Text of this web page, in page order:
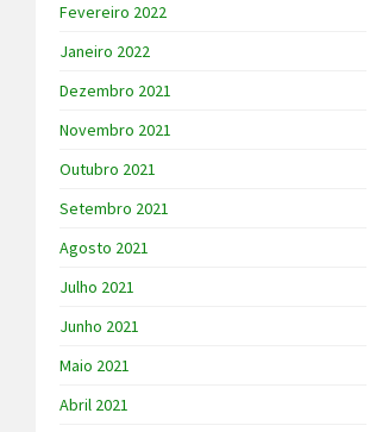
Fevereiro 2022
Janeiro 2022
Dezembro 2021
Novembro 2021
Outubro 2021
Setembro 2021
Agosto 2021
Julho 2021
Junho 2021
Maio 2021
Abril 2021